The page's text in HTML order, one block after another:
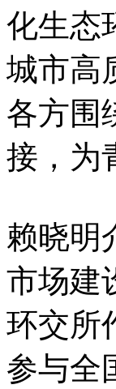
化生态
城市高
各方围
接，为
赖晓明
市场建
环交所
参与全